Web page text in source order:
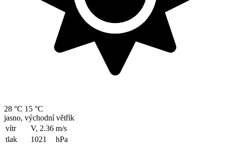
28 °C 15 °C
jasno, východní větřík
vítr
V, 2.36 m/s
tlak
1021
hPa